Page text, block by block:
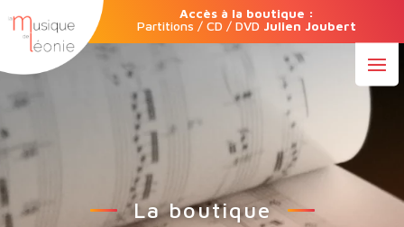
Accès à la boutique :
Partitions / CD / DVD Julien Joubert
La boutique